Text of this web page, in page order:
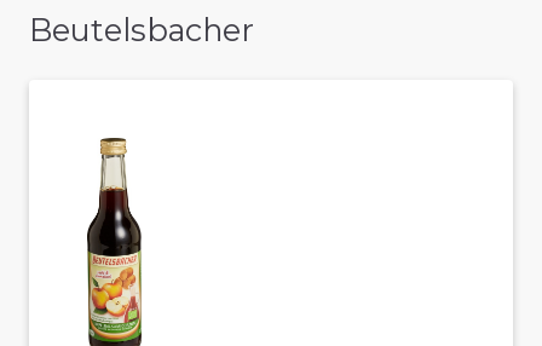
Beutelsbacher